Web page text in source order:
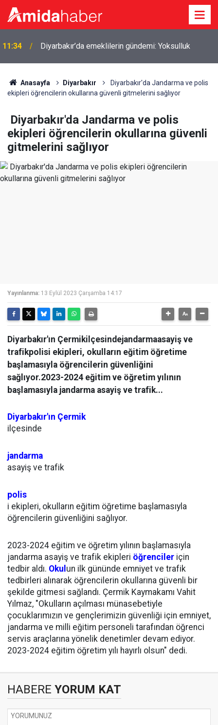
11:34 Diyarbakır’da emeklilerin gündemi: Yoksulluk
Anasayfa Diyarbakır
Diyarbakır'da Jandarma ve polis
ekipleri öğrencilerin okullarına güvenli gitmelerini sağlıyor
Diyarbakır'da Jandarma ve polis
ekipleri öğrencilerin okullarına güvenli
gitmelerini sağlıyor
Yayınlanma: 13 Eylül 2023 Çarşamba 14:17
Diyarbakır'ın Çermikilçesindejandarmaasayiş ve
trafikpolisi ekipleri, okulların eğitim öğretime
başlamasıyla öğrencilerin güvenliğini
sağlıyor.2023-2024 eğitim ve öğretim yılının
başlamasıyla jandarma asayiş ve trafik...
Diyarbakır'ın Çermik
ilçesinde
jandarma
asayiş ve trafik
polis
i ekipleri, okulların eğitim öğretime başlamasıyla
öğrencilerin güvenliğini sağlıyor.
2023-2024 eğitim ve öğretim yılının başlamasıyla
jandarma asayiş ve trafik ekipleri öğrenciler için
tedbir aldı. Okul un ilk gününde emniyet ve trafik
tedbirleri alınarak öğrencilerin okullarına güvenli bir
şekilde gitmesi sağlandı. Çermik Kaymakamı Vahit
Yılmaz, "Okulların açılması münasebetiyle
çocuklarımızın ve gençlerimizin güvenliği için emniyet,
jandarma ve milli eğitim personeli tarafından öğrenci
servis araçlarına yönelik denetimler devam ediyor.
2023-2024 eğitim öğretim yılı hayırlı olsun" dedi.
HABERE YORUM KAT